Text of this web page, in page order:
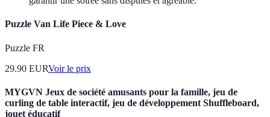
Puzzle Van Life Piece & Love
Puzzle FR
29.90 EURVoir le prix
MYGVN Jeux de société amusants pour la famille, jeu de
curling de table interactif, jeu de développement Shuffleboard,
jouet éducatif